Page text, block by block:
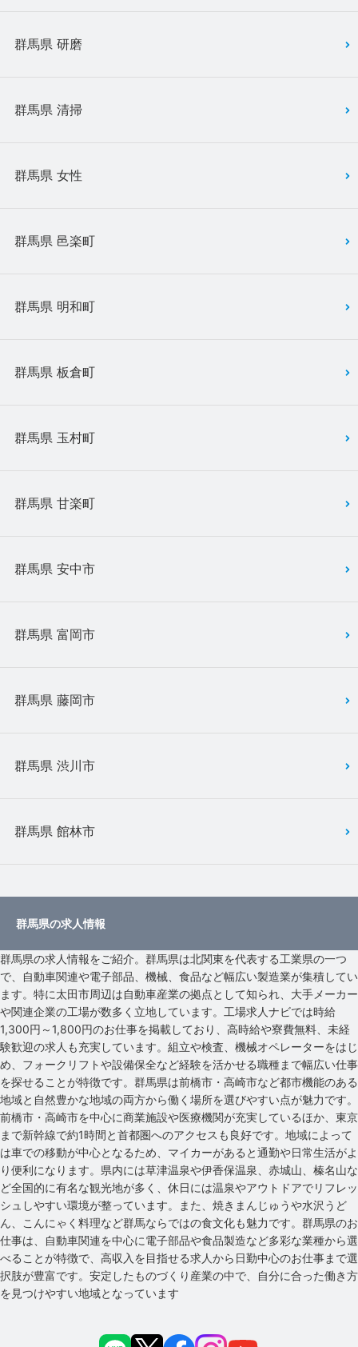
群馬県 研磨
群馬県 清掃
群馬県 女性
群馬県 邑楽町
群馬県 明和町
群馬県 板倉町
群馬県 玉村町
群馬県 甘楽町
群馬県 安中市
群馬県 富岡市
群馬県 藤岡市
群馬県 渋川市
群馬県 館林市
群馬県の求人情報
群馬県の求人情報をご紹介。群馬県は北関東を代表する工業県の一つ
で、自動車関連や電子部品、機械、食品など幅広い製造業が集積してい
ます。特に太田市周辺は自動車産業の拠点として知られ、大手メーカー
や関連企業の工場が数多く立地しています。工場求人ナビでは時給
1,300円～1,800円のお仕事を掲載しており、高時給や寮費無料、未経
験歓迎の求人も充実しています。組立や検査、機械オペレーターをはじ
め、フォークリフトや設備保全など経験を活かせる職種まで幅広い仕事
を探せることが特徴です。群馬県は前橋市・高崎市など都市機能のある
地域と自然豊かな地域の両方から働く場所を選びやすい点が魅力です。
前橋市・高崎市を中心に商業施設や医療機関が充実しているほか、東京
まで新幹線で約1時間と首都圏へのアクセスも良好です。地域によって
は車での移動が中心となるため、マイカーがあると通勤や日常生活がよ
り便利になります。県内には草津温泉や伊香保温泉、赤城山、榛名山な
ど全国的に有名な観光地が多く、休日には温泉やアウトドアでリフレッ
シュしやすい環境が整っています。また、焼きまんじゅうや水沢うど
ん、こんにゃく料理など群馬ならではの食文化も魅力です。群馬県のお
仕事は、自動車関連を中心に電子部品や食品製造など多彩な業種から選
べることが特徴で、高収入を目指せる求人から日勤中心のお仕事まで選
択肢が豊富です。安定したものづくり産業の中で、自分に合った働き方
を見つけやすい地域となっています